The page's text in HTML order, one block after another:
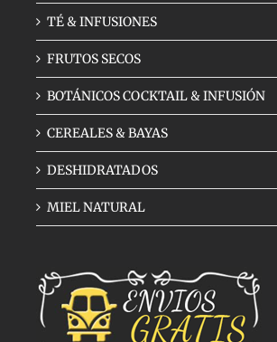
TÉ & INFUSIONES
FRUTOS SECOS
BOTÁNICOS COCKTAIL & INFUSIÓN
CEREALES & BAYAS
DESHIDRATADOS
MIEL NATURAL